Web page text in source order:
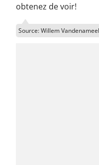
obtenez de voir!
Source: Willem